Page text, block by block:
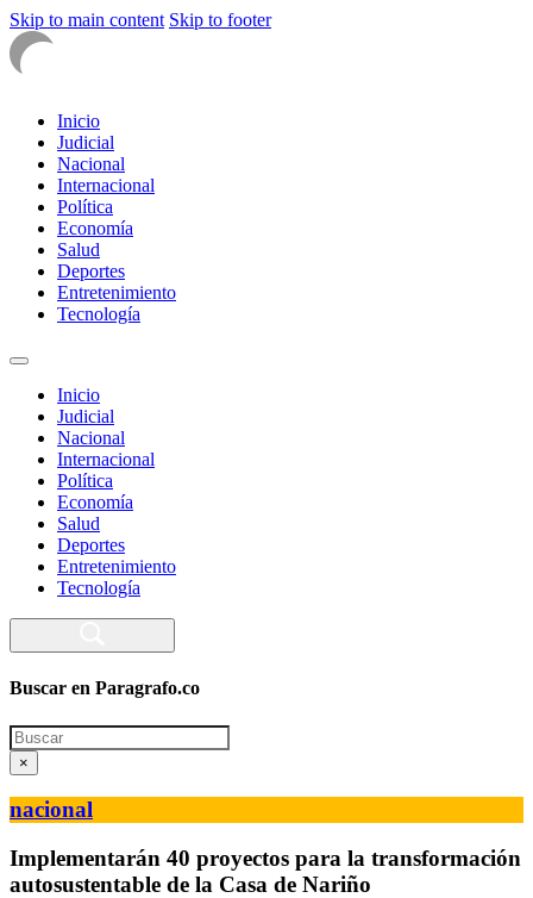
Skip to main content Skip to footer
Inicio
Judicial
Nacional
Internacional
Política
Economía
Salud
Deportes
Entretenimiento
Tecnología
Inicio
Judicial
Nacional
Internacional
Política
Economía
Salud
Deportes
Entretenimiento
Tecnología
Buscar en Paragrafo.co
Search
×
nacional
Implementarán 40 proyectos para la transformación
autosustentable de la Casa de Nariño